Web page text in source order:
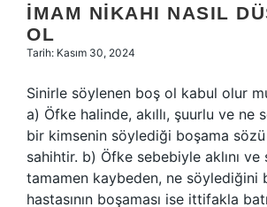
İMAM NIKAHI NASIL
OL
Tarih: Kasım 30, 2024
Sinirle söylenen boş ol kabul olur
a) Öfke halinde, akıllı, şuurlu ve ne
bir kimsenin söylediği boşama
sahihtir. b) Öfke sebebiyle aklını ve
tamamen kaybeden, ne söylediğini
hastasının boşaması ise ittifakla